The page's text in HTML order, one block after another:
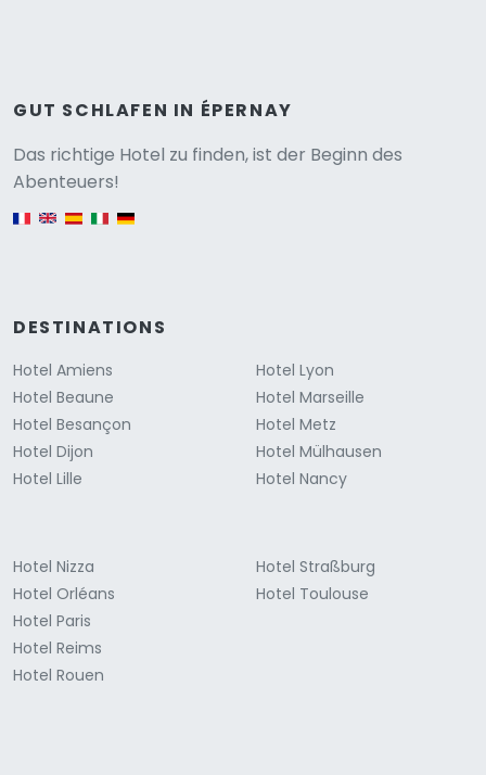
GUT SCHLAFEN IN ÉPERNAY
Das richtige Hotel zu finden, ist der Beginn des
Abenteuers!
English version
DESTINATIONS
Hotel Amiens
Hotel Beaune
Hotel Besançon
Hotel Dijon
Hotel Lille
Hotel Lyon
Hotel Marseille
Hotel Metz
Hotel Mülhausen
Hotel Nancy
Hotel Nizza
Hotel Orléans
Hotel Paris
Hotel Reims
Hotel Rouen
Hotel Straßburg
Hotel Toulouse